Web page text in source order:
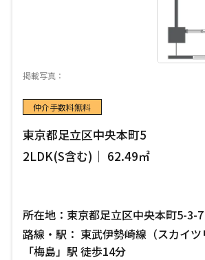
掲載写真：
仲介手数料無料
東京都足立区中央本町5
2LDK(S含む)｜ 62.49㎡
所在地：東京都足立区中央本町5-3-7
路線・駅： 東武伊勢崎線（スカイツ
「梅島」駅 徒歩14分